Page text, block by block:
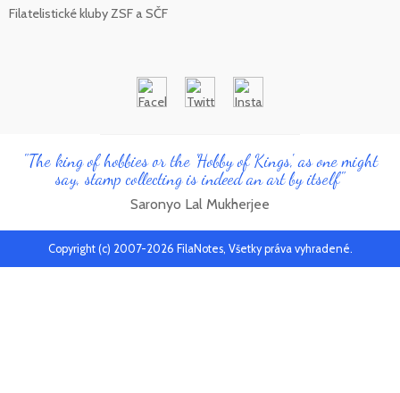
Filatelistické kluby ZSF a SČF
"The king of hobbies or the 'Hobby of Kings', as one might
say, stamp collecting is indeed an art by itself"
Saronyo Lal Mukherjee
Copyright (c) 2007-2026 FilaNotes, Všetky práva vyhradené.